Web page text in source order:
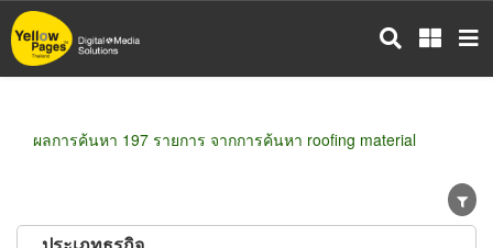
ข้าม
ไป
ผลการค้นหา 197 รายการ จากการค้นหา roofing material